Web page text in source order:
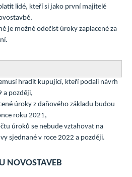
lidé, kteří si jako první majitelé
je možné odečíst úroky zaplacené za
hradit kupující, kteří podali návrh
a později,
úroky z daňového základu budou
roku 2021,
úroků se nebude vztahovat na
sjednané v roce 2022 a později.
NOVOSTAVEB